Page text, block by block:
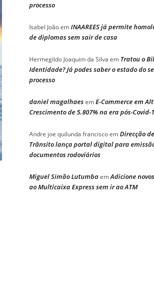
processo
Isabel JoãoemINAAREES já permite
de diplomas sem sair de casa
Hermegildo Joaquim da Silva em Tratou o
Identidade? Já podes saber o estado do
processo
daniel magalhaesemE-Commerce em
Crescimento de 5.807% na era pós-Covid-
Andre joe quilunda franciscoemDirecção de
Trânsito lança portal digital para
documentos rodoviários
Miguel Simão LutumbaemAdicione
ao Multicaixa Express sem ir ao ATM